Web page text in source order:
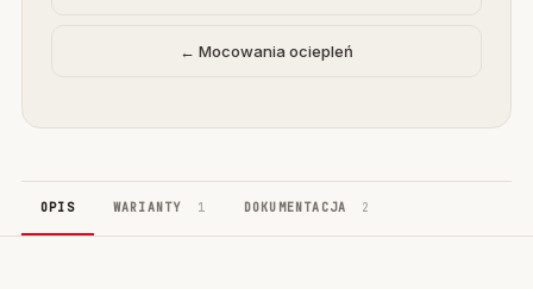
← Mocowania ociepleń
OPIS WARIANTY 1 DOKUMENTACJA 2